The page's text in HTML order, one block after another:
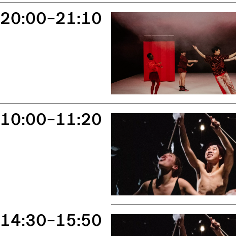
20:00–21:10
10:00–11:20
14:30–15:50